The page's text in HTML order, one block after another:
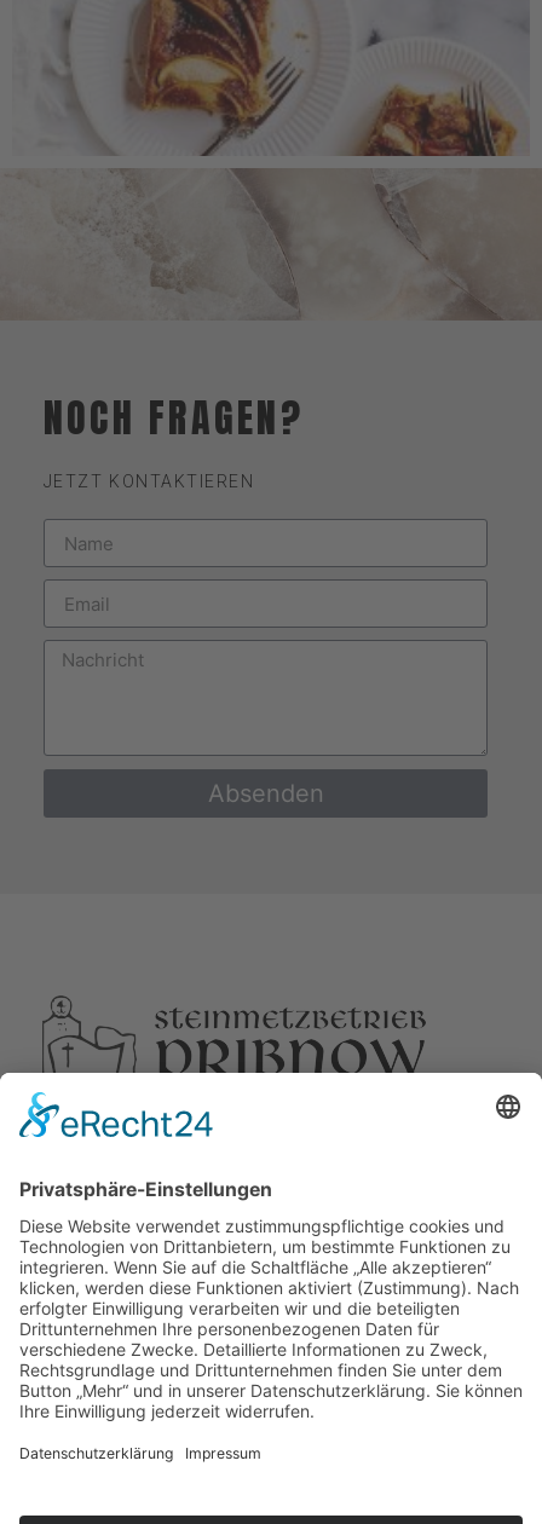
NOCH FRAGEN?
JETZT KONTAKTIEREN
Absenden
BESUCHE UNS
Lutz Wolff Steinmetzmeister
Espelkamper Str. 12
17358 Torgelow
ÖFFNUNGSZEITEN
Montag-Freitag8:00-16:00